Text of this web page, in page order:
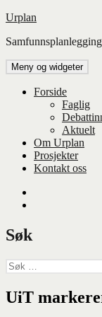
Hopp
innhold
Urplan
Samfunnsplanlegging
Meny og widgeter
Forside
Faglig
Aktuelt
Om Urplan
Prosjekter
Kontakt oss
Søk
Søk
UiT